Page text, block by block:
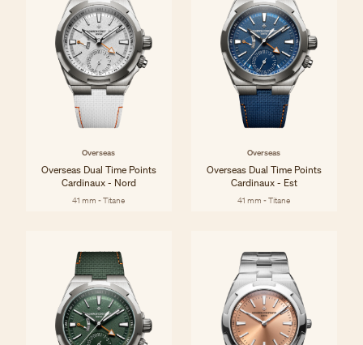
Overseas
Overseas Dual Time Points
Cardinaux - Nord
41 mm - Titane
Overseas
Overseas Dual Time Points
Cardinaux - Est
41 mm - Titane